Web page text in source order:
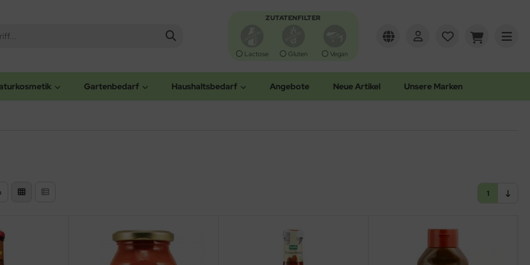
ZUTATENFILTER
Lactose Gluten Vegan
Gartenbedarf Haushaltsbedarf Angebote Neue Artikel Unsere Marken
1